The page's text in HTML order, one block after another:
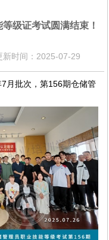
级证考试圆满结束！
新时间：2025-07-29
月批次，第156期仓储管